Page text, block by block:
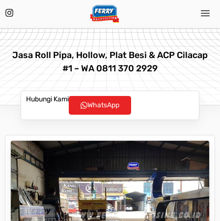
Jasa Roll Pipa, Hollow, Plat Besi & ACP Cilacap
#1 – WA 0811 370 2929
Hubungi Kami
WhatsApp